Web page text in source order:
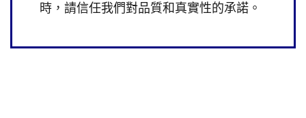
時，請信任我們對品質和真實性的承諾。